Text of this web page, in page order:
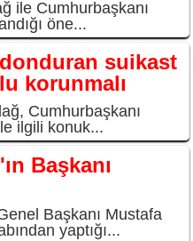
ile Cumhurbaşkanı
öne...
donduran suikast
korunmalı
Cumhurbaşkanı
ilgili konuk...
Başkanı
Başkanı Mustafa
yaptığı...